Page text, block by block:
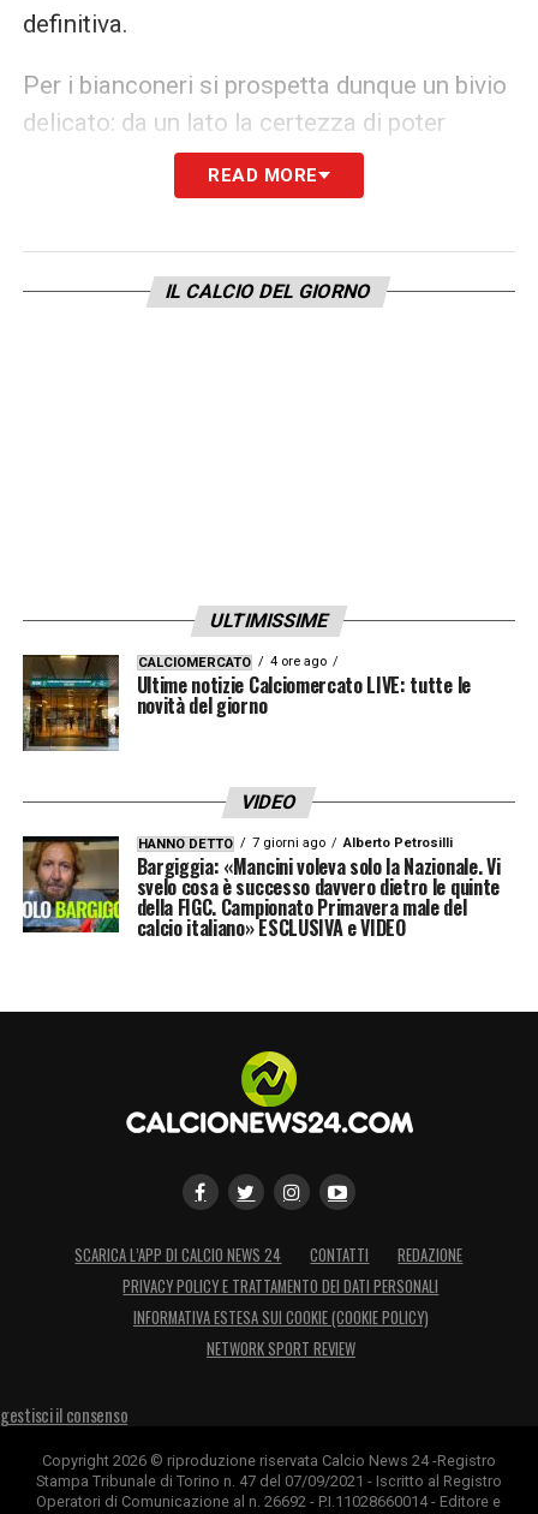
definitiva.
Per i bianconeri si prospetta dunque un bivio
delicato: da un lato la certezza di poter
contare sul proprio miglior marcatore fino a
fine stagione, dall’altro il rischio di perdere a
euro. La speranza di un cambio di rotta nelle
trattative per il rinnovo resta viva, ma il
READ MORE
IL CALCIO DEL GIORNO
ULTIMISSIME
CALCIOMERCATO 4 ore ago
Ultime notizie Calciomercato LIVE: tutte le
novità del giorno
VIDEO
HANNO DETTO 7 giorni ago Alberto Petrosilli
Bargiggia: «Mancini voleva solo la Nazionale. Vi
svelo cosa è successo davvero dietro le quinte
della FIGC. Campionato Primavera male del
calcio italiano» ESCLUSIVA e VIDEO
SCARICA L’APP DI CALCIO NEWS 24 CONTATTI
REDAZIONE
PRIVACY POLICY E TRATTAMENTO DEI DATI PERSONALI
INFORMATIVA ESTESA SUI COOKIE (COOKIE POLICY)
NETWORK SPORT REVIEW
gestisci il consenso
Copyright 2026 © riproduzione riservata Calcio News 24 -Registro
Stampa Tribunale di Torino n. 47 del 07/09/2021 - Iscritto al Registro
Operatori di Comunicazione al n. 26692 - P.I.11028660014 - Editore e